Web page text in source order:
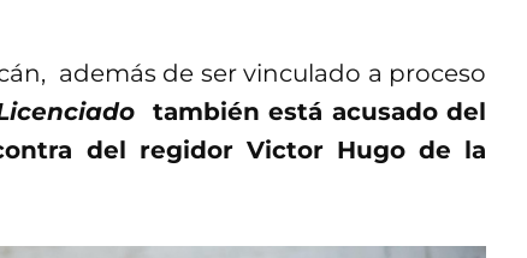
además de ser vinculado a proceso
también está acusado del
del regidor Victor Hugo de la